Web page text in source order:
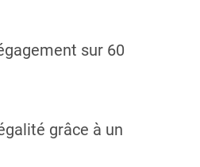
sur 60
grâce à un